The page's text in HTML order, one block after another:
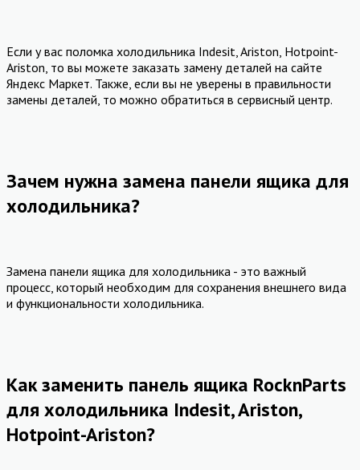
Если у вас поломка холодильника Indesit, Ariston, Hotpoint-
Ariston, то вы можете заказать замену деталей на сайте
Яндекс Маркет. Также, если вы не уверены в правильности
замены деталей, то можно обратиться в сервисный центр.
Зачем нужна замена панели ящика для
холодильника?
Замена панели ящика для холодильника - это важный
процесс, который необходим для сохранения внешнего вида
и функциональности холодильника.
Как заменить панель ящика RocknParts
для холодильника Indesit, Ariston,
Hotpoint-Ariston?